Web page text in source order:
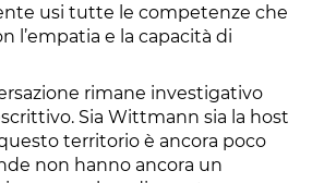
usi tutte le competenze che
l’empatia e la capacità di
rimane investigativo
Sia Wittmann sia la host
territorio è ancora poco
non hanno ancora un